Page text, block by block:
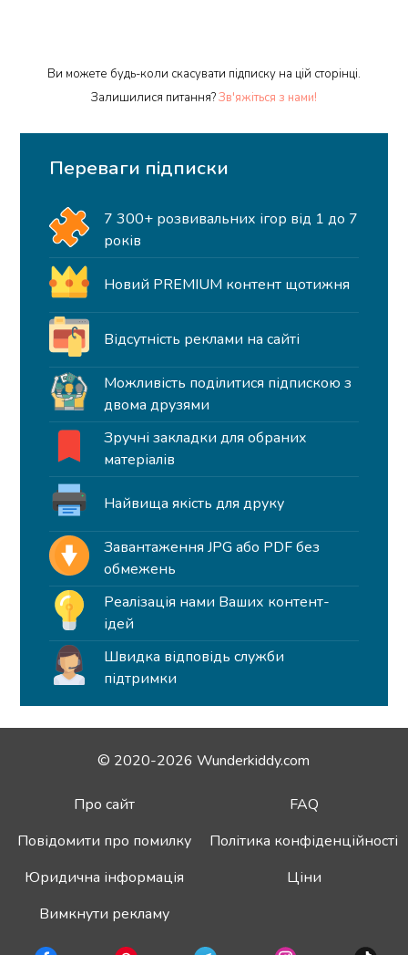
Ви можете будь-коли скасувати підписку на цій сторінці.
Залишилися питання?Зв'яжіться з нами!
Переваги підписки
7 300+ розвивальних ігор від 1 до 7
років
Новий PREMIUM контент щотижня
Відсутність реклами на сайті
Можливість поділитися підпискою з
двома друзями
Зручні закладки для обраних
матеріалів
Найвища якість для друку
Завантаження JPG або PDF без
обмежень
Реалізація нами Ваших контент-
ідей
Швидка відповідь служби
підтримки
© 2020-2026 Wunderkiddy.com
Про сайт
FAQ
Повідомити про помилку
Політика конфіденційності
Юридична інформація
Ціни
Вимкнути рекламу